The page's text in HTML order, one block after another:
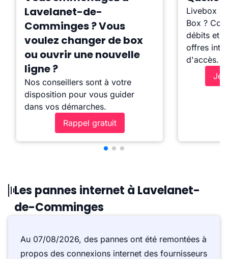
Lavelanet-de-
Comminges ? Vous
voulez changer de box
ou ouvrir une nouvelle
ligne ?
Nos conseillers sont à votre
disposition pour vous guider
dans vos démarches.
Rappel gratuit
Livebox ?
Box ?
débits et
offres
d'accès.
Je
Les pannes internet à Lavelanet-
de-Comminges
Au 07/08/2026, des pannes ont été remontées à
propos des connexions internet des fournisseurs